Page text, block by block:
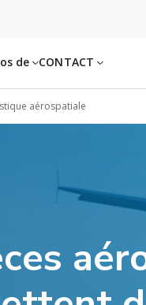
de CONTACT
aérospatiale